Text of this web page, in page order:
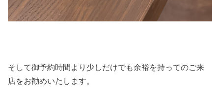
そして御予約時間より少しだけでも余裕を持ってのご来
店をお勧めいたします。